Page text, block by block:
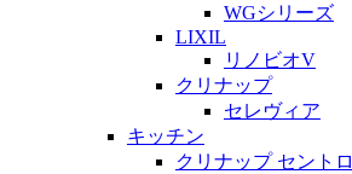
WGシリーズ
LIXIL
リノビオV
クリナップ
セレヴィア
キッチン
クリナップ セントロ